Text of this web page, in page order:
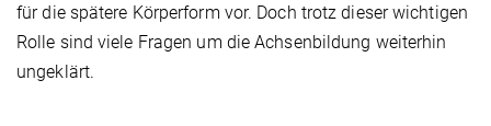
für die spätere Körperform vor. Doch trotz dieser wichtigen
Rolle sind viele Fragen um die Achsenbildung weiterhin
ungeklärt.